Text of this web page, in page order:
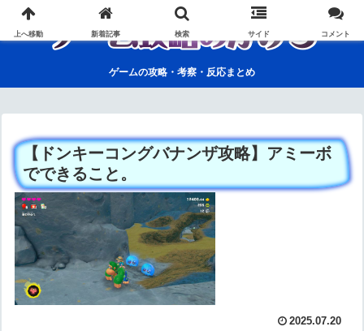
ゲームの攻略・考察・反応まとめ
【ドンキーコングバナンザ攻略】アミーボ
でできること。
2025.07.20
上へ移動 新着記事 検索 サイド コメント